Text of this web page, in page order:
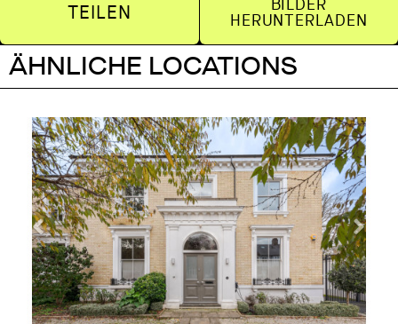
TEILEN BILDER
HERUNTERLADEN
ÄHNLICHE LOCATIONS